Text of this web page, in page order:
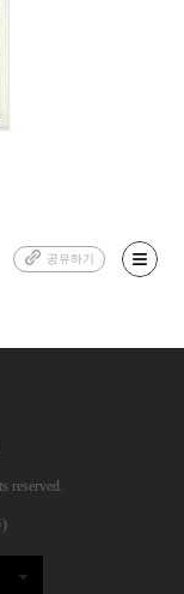
공유하기
reserved.